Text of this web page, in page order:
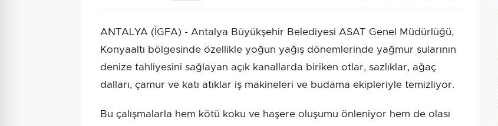
ANTALYA (İGFA) - Antalya Büyükşehir Belediyesi ASAT Genel Müdürlüğü,
Konyaaltı bölgesinde özellikle yoğun yağış dönemlerinde yağmur sularının
denize tahliyesini sağlayan açık kanallarda biriken otlar, sazlıklar, ağaç
dalları, çamur ve katı atıklar iş makineleri ve budama ekipleriyle temizliyor.
Bu çalışmalarla hem kötü koku ve haşere oluşumu önleniyor hem de olası